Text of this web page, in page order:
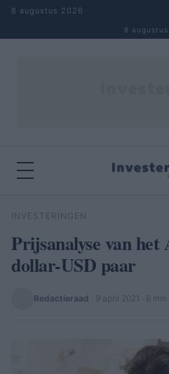
Naar inhoud springen
8 augustus 2026
8
Zoeken
INVESTERINGEN
Prijsanalyse van het
dollar-USD paar
Redactieraad 9 april 2021 · 6 min